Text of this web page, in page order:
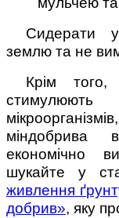
Сидерати
землю та не
Крім
стимулюють
міндобрива
економічно
шукайте у
живлення
добрив», яку